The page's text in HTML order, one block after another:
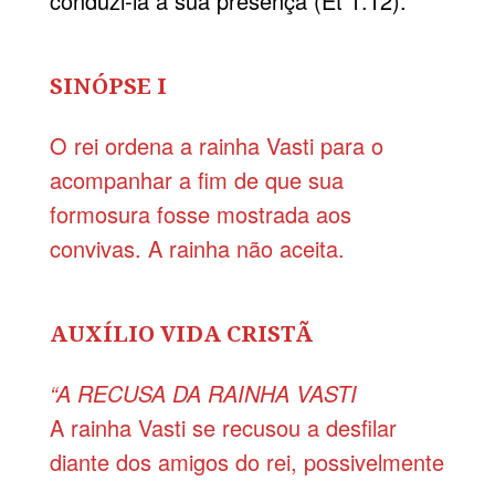
SINÓPSE I
O rei ordena a rainha Vasti para o
acompanhar a fim de que sua
formosura fosse mostrada aos
convivas. A rainha não aceita.
AUXÍLIO VIDA CRISTÃ
“A RECUSA DA RAINHA VASTI
A rainha Vasti se recusou a desfilar
diante dos amigos do rei, possivelmente